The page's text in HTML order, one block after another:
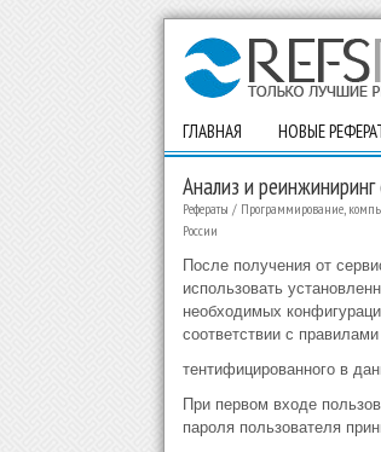
ГЛАВНАЯ НОВЫЕ
Анализ и
Рефераты / Программирование,
России
После получения от
использовать
необходимых
соответствии с
тентифицированного в
При первом входе
пароля пользователя